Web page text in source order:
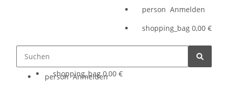
person Anmelden
shopping_bag 0,00 €
shopping_bag 0,00 €
person Anmelden